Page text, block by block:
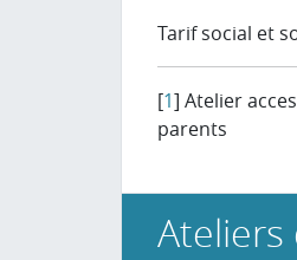
Tarif social et
[1] Atelier
parents
Ateliers